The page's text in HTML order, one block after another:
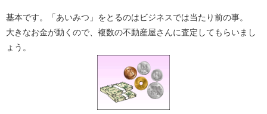
基本です。「あいみつ」をとるのはビジネスでは当たり前の事。
大きなお金が動くので、複数の不動産屋さんに査定してもらいまし
ょう。